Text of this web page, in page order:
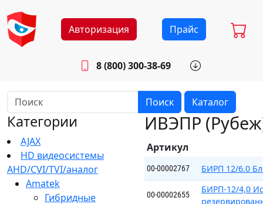
Авторизация Прайс
8 (800) 300-38-69
Будни: 8.30 - 17.00
Поиск Каталог
Категории
AJAX
HD видеосистемы
AHD/CVI/TVI/аналог
Amatek
Гибридные
ИВЭПР
Артикул
00-00002767 БИРП 12/6.0
00-00002655
БИРП-12/4,0